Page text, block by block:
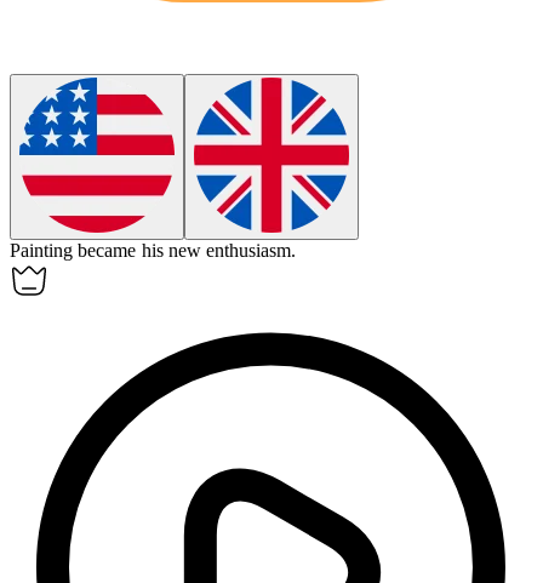
Painting became his newenthusiasm.